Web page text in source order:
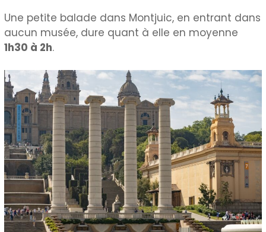
Une petite balade dans Montjuic, en entrant dans
aucun musée, dure quant à elle en moyenne
1h30 à 2h.